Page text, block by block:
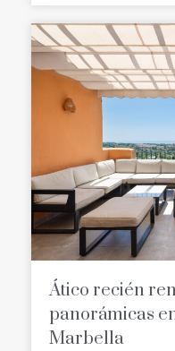
Ático recién
panorámicas
Marbella